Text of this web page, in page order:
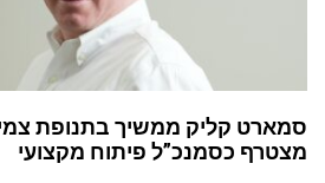
סמארט קליק ממשיך בתנופת
מצטרף כסמנכ”ל פיתוח מקצועי